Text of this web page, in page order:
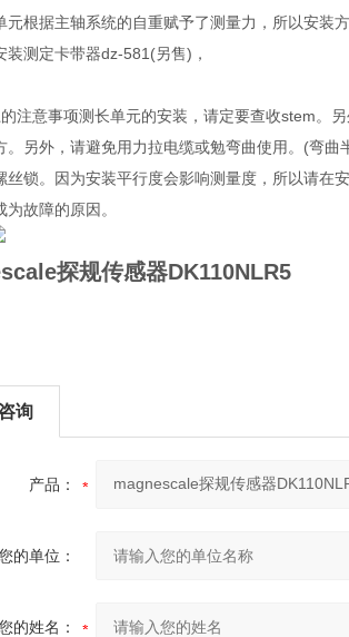
元根据主轴系统的自重赋予了测量力，所以安装
装测定卡带器dz-581(另售)，
注意事项测长单元的安装，请定要查收stem。
。另外，请避免用力拉电缆或勉弯曲使用。(弯
丝锁。因为安装平行度会影响测量度，所以请在
为故障的原因。
探规传感器DK110NLR5
询
产品：
的单位：
的姓名：